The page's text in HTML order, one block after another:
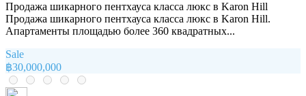
Продажа шикарного пентхауса класса люкс в Karon Hill
Продажа шикарного пентхауса класса люкс в Karon Hill.
Апартаменты площадью более 360 квадратных...
Sale
฿30,000,000